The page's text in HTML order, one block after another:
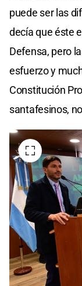
puede ser las
decía que éste
Defensa, pero
esfuerzo y
Constitución
santafesinos,